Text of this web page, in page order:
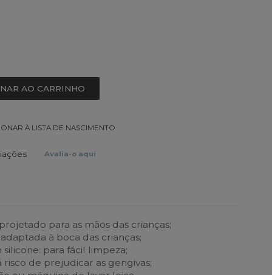
AO CARRINHO
À LISTA DE NASCIMENTO
Avalia-o aqui
para as mãos das crianças;
à boca das crianças;
para fácil limpeza;
risco de prejudicar as gengivas;